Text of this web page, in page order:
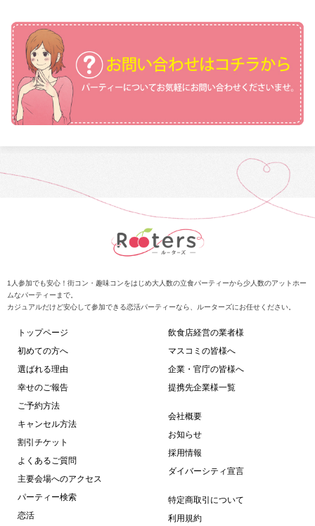
1人参加でも安心！街コン・趣味コンをはじめ大人数の立食パーティーから少人数のアットホー
ムなパーティーまで。
カジュアルだけど安心して参加できる恋活パーティーなら、ルーターズにお任せください。
トップページ
初めての方へ
選ばれる理由
幸せのご報告
ご予約方法
キャンセル方法
割引チケット
よくあるご質問
主要会場へのアクセス
パーティー検索
恋活
飲食店経営の業者様
マスコミの皆様へ
企業・官庁の皆様へ
提携先企業様一覧
会社概要
お知らせ
採用情報
ダイバーシティ宣言
特定商取引について
利用規約